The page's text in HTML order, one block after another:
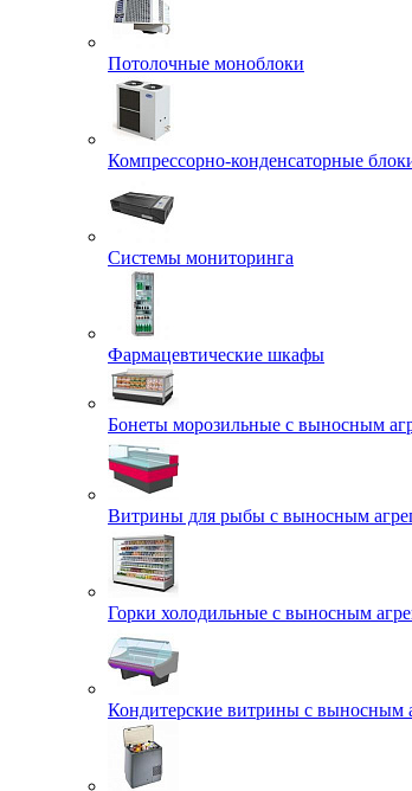
Потолочные моноблоки
Компрессорно-конденсаторные
Системы мониторинга
Фармацевтические шкафы
Бонеты морозильные с выносным
Витрины для рыбы с выносным
Горки холодильные с выносным
Кондитерские витрины с выносным